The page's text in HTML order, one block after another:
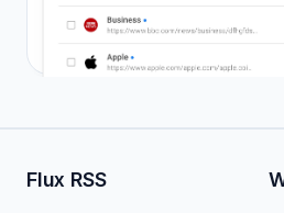
Flux RSS